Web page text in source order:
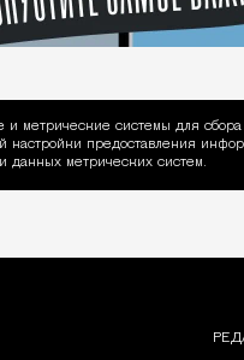
об
метрические системы для
настройки предоставления
данных метрических систем.